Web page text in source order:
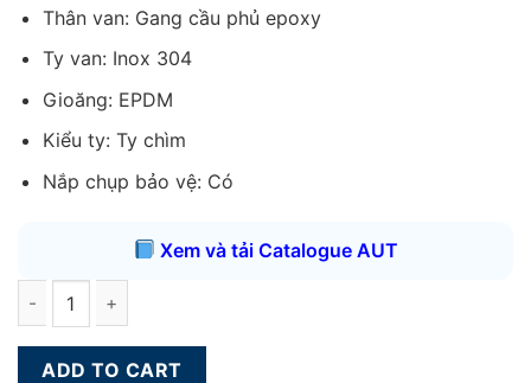
Thân van: Gang cầu phủ epoxy
Ty van: Inox 304
Gioăng: EPDM
Kiểu ty: Ty chìm
Nắp chụp bảo vệ: Có
Xem và tải Catalogue AUT
ADD TO CART